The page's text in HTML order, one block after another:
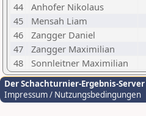
44
Anhofer Nikolaus
45
Mensah Liam
46
Zangger Daniel
47
Zangger Maximilian
48
Sonnleitner Maximilian
Der Schachturnier-Ergebnis-Server
Impressum / Nutzungsbedingungen